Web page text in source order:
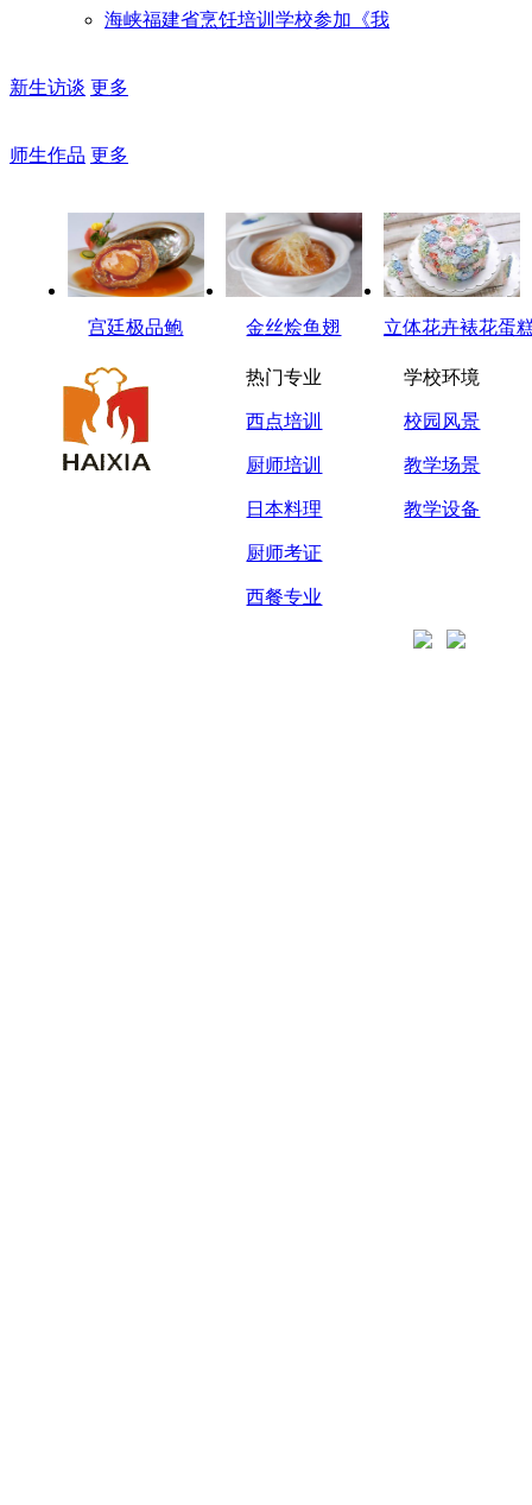
海峡福建省烹饪培训学校参加《我
新生访谈 更多
师生作品 更多
宫廷极品鲍 金丝烩鱼翅 立体花卉裱花蛋
热门专业
西点培训
厨师培训
日本料理
厨师考证
西餐专业
学校环境
校园风景
教学场景
教学设备